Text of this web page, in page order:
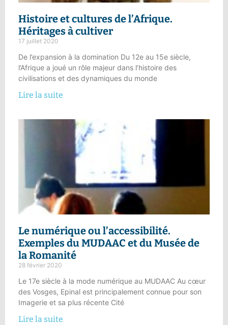
Histoire et cultures de l’Afrique.
Héritages à cultiver
17 juillet 2020
De l’expansion à la domination Du 12e au 15e siècle,
l’Afrique a joué un rôle majeur dans l’histoire des
civilisations et des dynamiques du monde
Lire la suite
Lenumérique ou l’accessibilité.
Exemples du MUDAAC et du Musée de
la Romanité
28 février 2020
Le 17e siècle à la mode numérique au MUDAAC Au cœur
des Vosges, Epinal est principalement connue pour son
Imagerie et sa plus récente Cité
Lire la suite